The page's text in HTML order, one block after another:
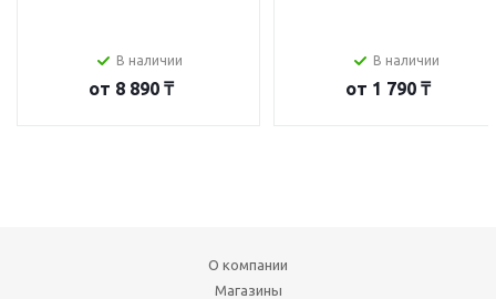
В наличии
от 8 890 ₸
В наличии
от 1 790 ₸
О компании
Магазины